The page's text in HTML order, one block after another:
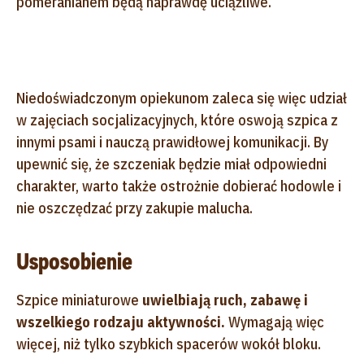
Niedoświadczonym opiekunom zaleca się więc udział
w zajęciach socjalizacyjnych, które oswoją szpica z
innymi psami i nauczą prawidłowej komunikacji. By
upewnić się, że szczeniak będzie miał odpowiedni
charakter, warto także ostrożnie dobierać hodowle i
nie oszczędzać przy zakupie malucha.
Usposobienie
Szpice miniaturowe uwielbiają ruch, zabawę i
wszelkiego rodzaju aktywności. Wymagają więc
więcej, niż tylko szybkich spacerów wokół bloku.